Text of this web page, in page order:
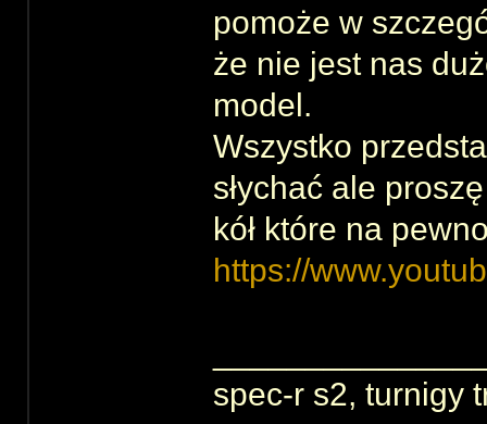
pomoże w
że nie jest nas
model.
Wszystko
słychać ale
kół które na
https://
spec-r s2, turnigy